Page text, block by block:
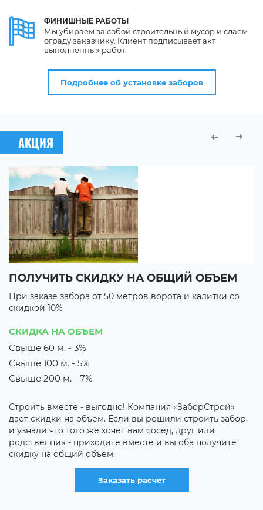
ФИНИШНЫЕ РАБОТЫ
Мы убираем за собой строительный мусор и сдаем
ограду заказчику. Клиент подписывает акт
выполненных работ.
Подробнее об установке заборов
АКЦИЯ
ПОЛУЧИТЬ СКИДКУ НА ОБЩИЙ ОБЪЕМ
При заказе забора от 50 метров ворота и калитки со
скидкой 10%
СКИДКА НА ОБЪЕМ
Свыше 60 м. - 3%
Свыше 100 м. - 5%
Свыше 200 м. - 7%
Строить вместе - выгодно! Компания «ЗаборСтрой»
дает скидки на объем. Если вы решили строить забор,
и узнали что того же хочет вам сосед, друг или
родственник - приходите вместе и вы оба получите
скидку на общий объем.
Заказать расчет